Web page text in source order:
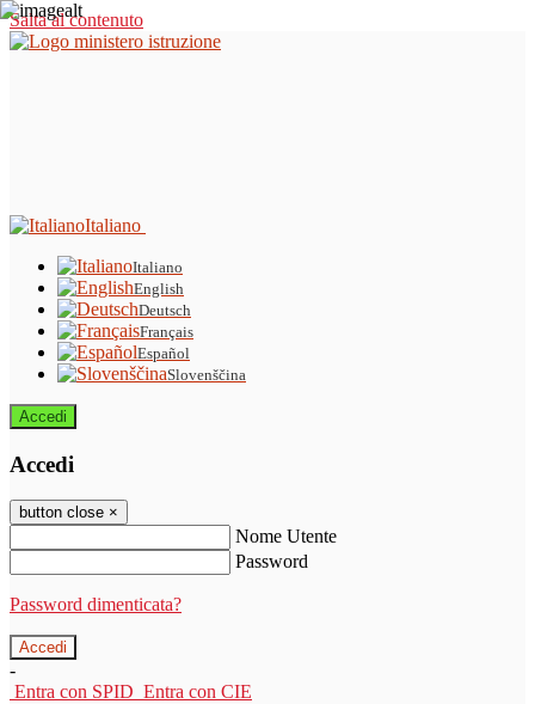
Salta al contenuto
Italiano
Italiano
English
Deutsch
Français
Español
Slovenščina
Accedi
Accedi
button close ×
Nome Utente
Password
Password dimenticata?
-
Entra con SPID Entra con CIE